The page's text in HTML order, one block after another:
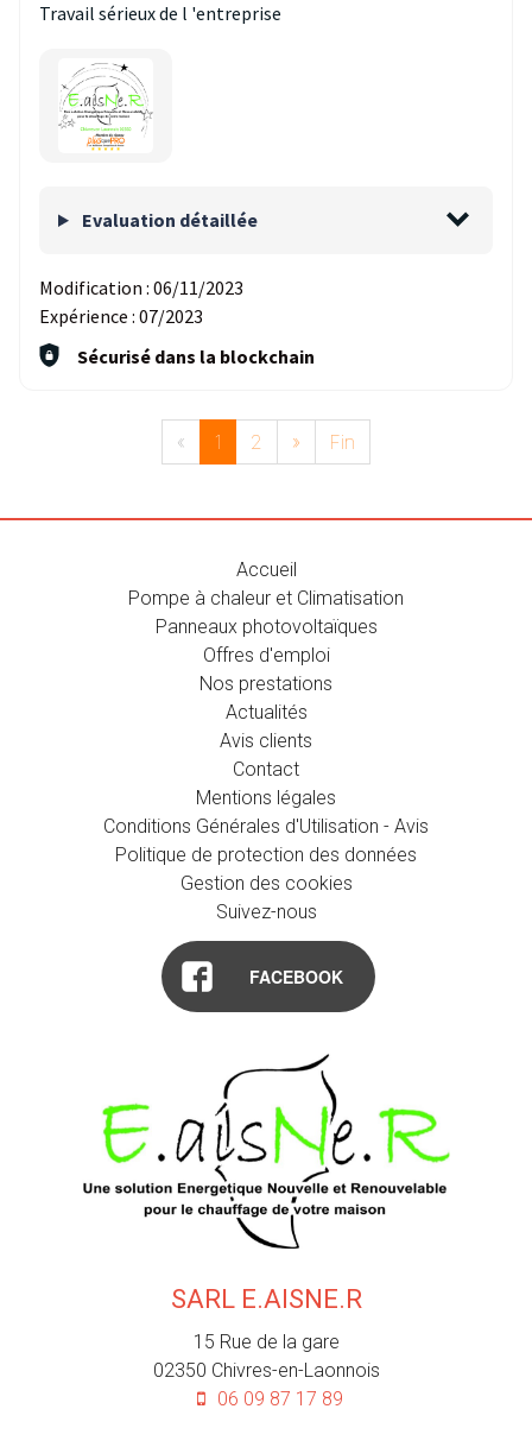
Travail sérieux de l 'entreprise
Evaluation détaillée
Modification : 06/11/2023
Expérience : 07/2023
Sécurisé dans la blockchain
« 1 2 » Fin
Accueil
Pompe à chaleur et Climatisation
Panneaux photovoltaïques
Offres d'emploi
Nos prestations
Actualités
Avis clients
Contact
Mentions légales
Conditions Générales d'Utilisation - Avis
Politique de protection des données
Gestion des cookies
Suivez-nous
FACEBOOK
SARL E.AISNE.R
15 Rue de la gare
02350 Chivres-en-Laonnois
06 09 87 17 89